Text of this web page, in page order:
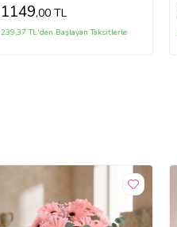
1149,00 TL
239,37 TL'den Başlayan Taksitlerle